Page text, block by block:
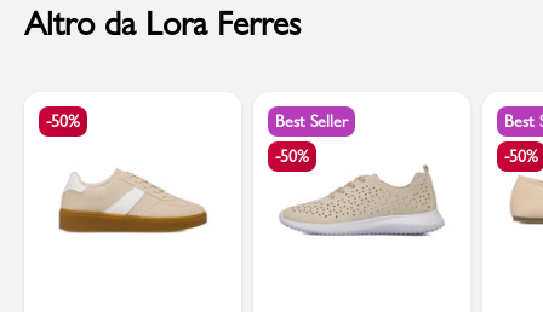
Altro da Lora Ferres
-50%
Best Seller
-50%
Best
-50%